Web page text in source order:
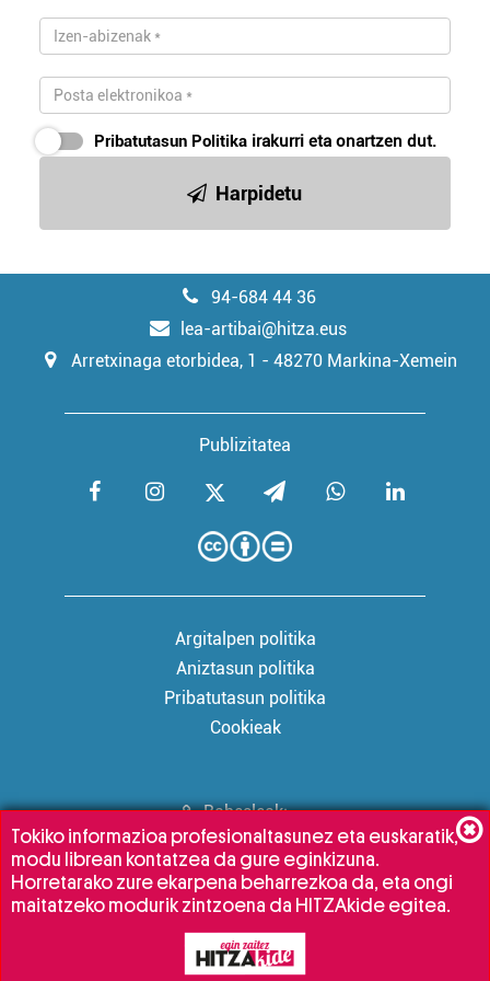
Pribatutasun Politika irakurri eta onartzen dut.
Harpidetu
94-684 44 36
lea-artibai@hitza.eus
Arretxinaga etorbidea, 1 - 48270 Markina-Xemein
Publizitatea
Argitalpen politika
Aniztasun politika
Pribatutasun politika
Cookieak
Babesleak:
Tokiko informazioa profesionaltasunez eta euskaratik,
modu librean kontatzea da gure eginkizuna.
Horretarako zure ekarpena beharrezkoa da, eta ongi
maitatzeko modurik zintzoena da HITZAkide egitea.